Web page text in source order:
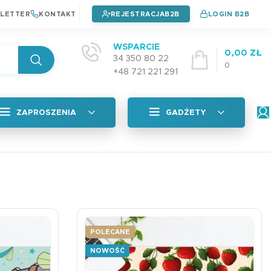
KONTAKT REJESTRACJA LOGIN B2B
WSPARCIE
34 350 80 22
+48 721 221 291
0
0,00 ZŁ
Plan Lekcji A5 PAD
ZAPROSZENIA
Zaproszenia na urodziny
Zaproszenia na komunie
GADŻETY
POLECANE
NOWOŚĆ